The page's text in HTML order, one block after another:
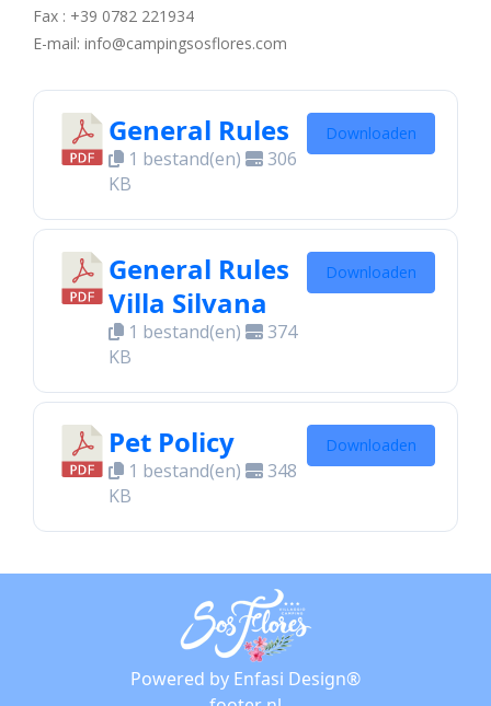
Fax : +39 0782 221934
E-mail: info@campingsosflores.com
General Rules
1 bestand(en)
306
KB
Downloaden
General Rules
Villa Silvana
1 bestand(en)
374
KB
Downloaden
Pet Policy
1 bestand(en)
348
KB
Downloaden
Powered by Enfasi Design®